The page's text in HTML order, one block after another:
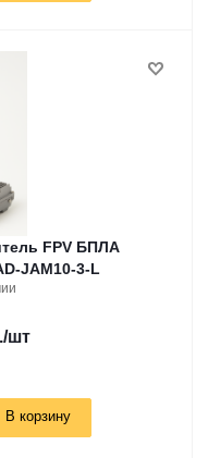
FPV БПЛА
JAM10-3-L
/шт
В корзину